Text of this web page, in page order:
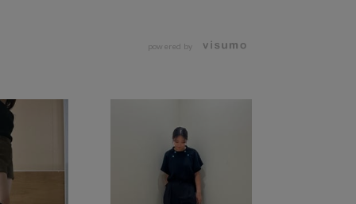
powered by